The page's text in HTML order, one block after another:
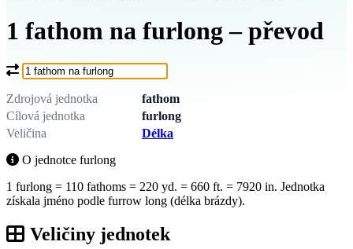
1 fathom na furlong – převod
Co chcete převést?
Zdrojová jednotka
fathom
Cílová jednotka
furlong
Veličina
Délka
O jednotce furlong
1 furlong = 110 fathoms = 220 yd. = 660 ft. = 7920 in. Jednotka
získala jméno podle furrow long (délka brázdy).
Veličiny jednotek